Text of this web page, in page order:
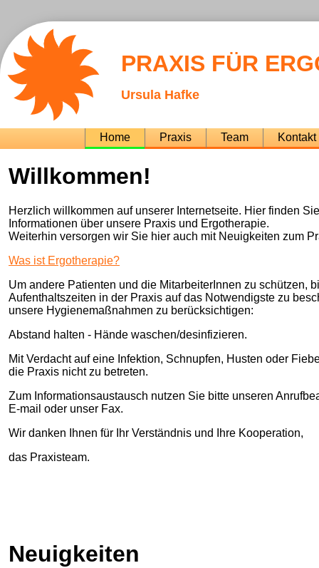
PRAXIS FÜR
Ursula Hafke
überspringen
Home Praxis Team Kontakt
Willkommen!
Herzlich willkommen auf unserer Internetseite. Hier finden
Informationen über unsere Praxis und Ergotherapie.
Weiterhin versorgen wir Sie hier auch mit Neuigkeiten zum
Was ist Ergotherapie?
Um andere Patienten und die MitarbeiterInnen zu schützen,
Aufenthaltszeiten in der Praxis auf das Notwendigste zu
unsere Hygienemaßnahmen zu berücksichtigen:
Abstand halten - Hände waschen/desinfizieren.
Mit Verdacht auf eine Infektion, Schnupfen, Husten oder
die Praxis nicht zu betreten.
Zum Informationsaustausch nutzen Sie bitte unseren
E-mail oder unser Fax.
Wir danken Ihnen für Ihr Verständnis und Ihre Kooperation,
das Praxisteam.
Neuigkeiten